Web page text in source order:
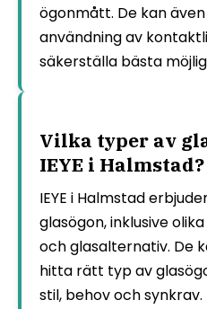
ögonmått. De kan
användning av
säkerställa bästa
Vilka typer av
IEYE i Halmstad?
IEYE i Halmstad
glasögon, inklusive
och glasalternativ. De
hitta rätt typ av
stil, behov och synkrav.